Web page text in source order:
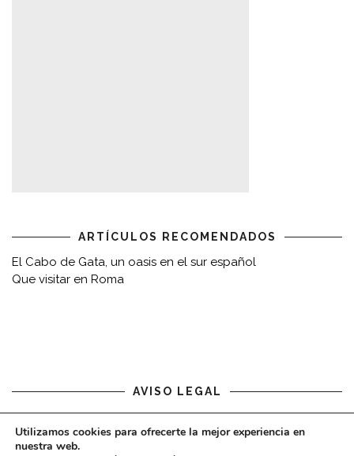
ARTÍCULOS RECOMENDADOS
El Cabo de Gata, un oasis en el sur español
Que visitar en Roma
AVISO LEGAL
Aviso legal
Utilizamos cookies para ofrecerte la mejor experiencia en
nuestra web.